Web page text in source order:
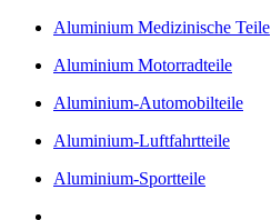
Aluminium Medizinische Teile
Aluminium Motorradteile
Aluminium-Automobilteile
Aluminium-Luftfahrtteile
Aluminium-Sportteile